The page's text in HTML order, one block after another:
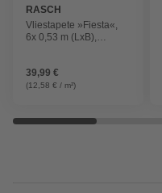
RASCH
Vliestapete »Fiesta«,
6x 0,53 m (LxB),
blau/grün
39,99 €
(12,58 € / m²)